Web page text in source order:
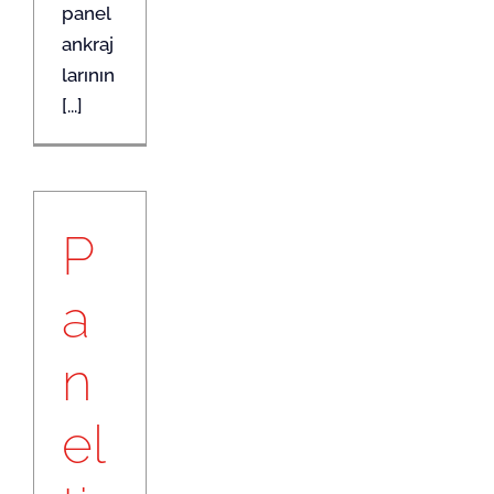
panel
ankraj
larının
[...]
P
a
n
el